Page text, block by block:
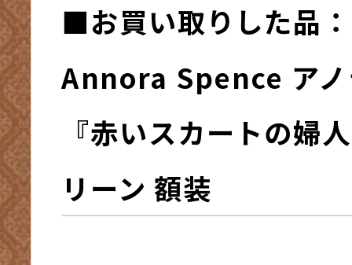
■お買い取りした品
Annora Spence アノ
『赤いスカートの婦
リーン 額装